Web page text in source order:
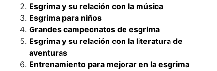
Esgrima y su relación con la música
Esgrima para niños
Grandes campeonatos de esgrima
Esgrima y su relación con la literatura de
aventuras
Entrenamiento para mejorar en la esgrima